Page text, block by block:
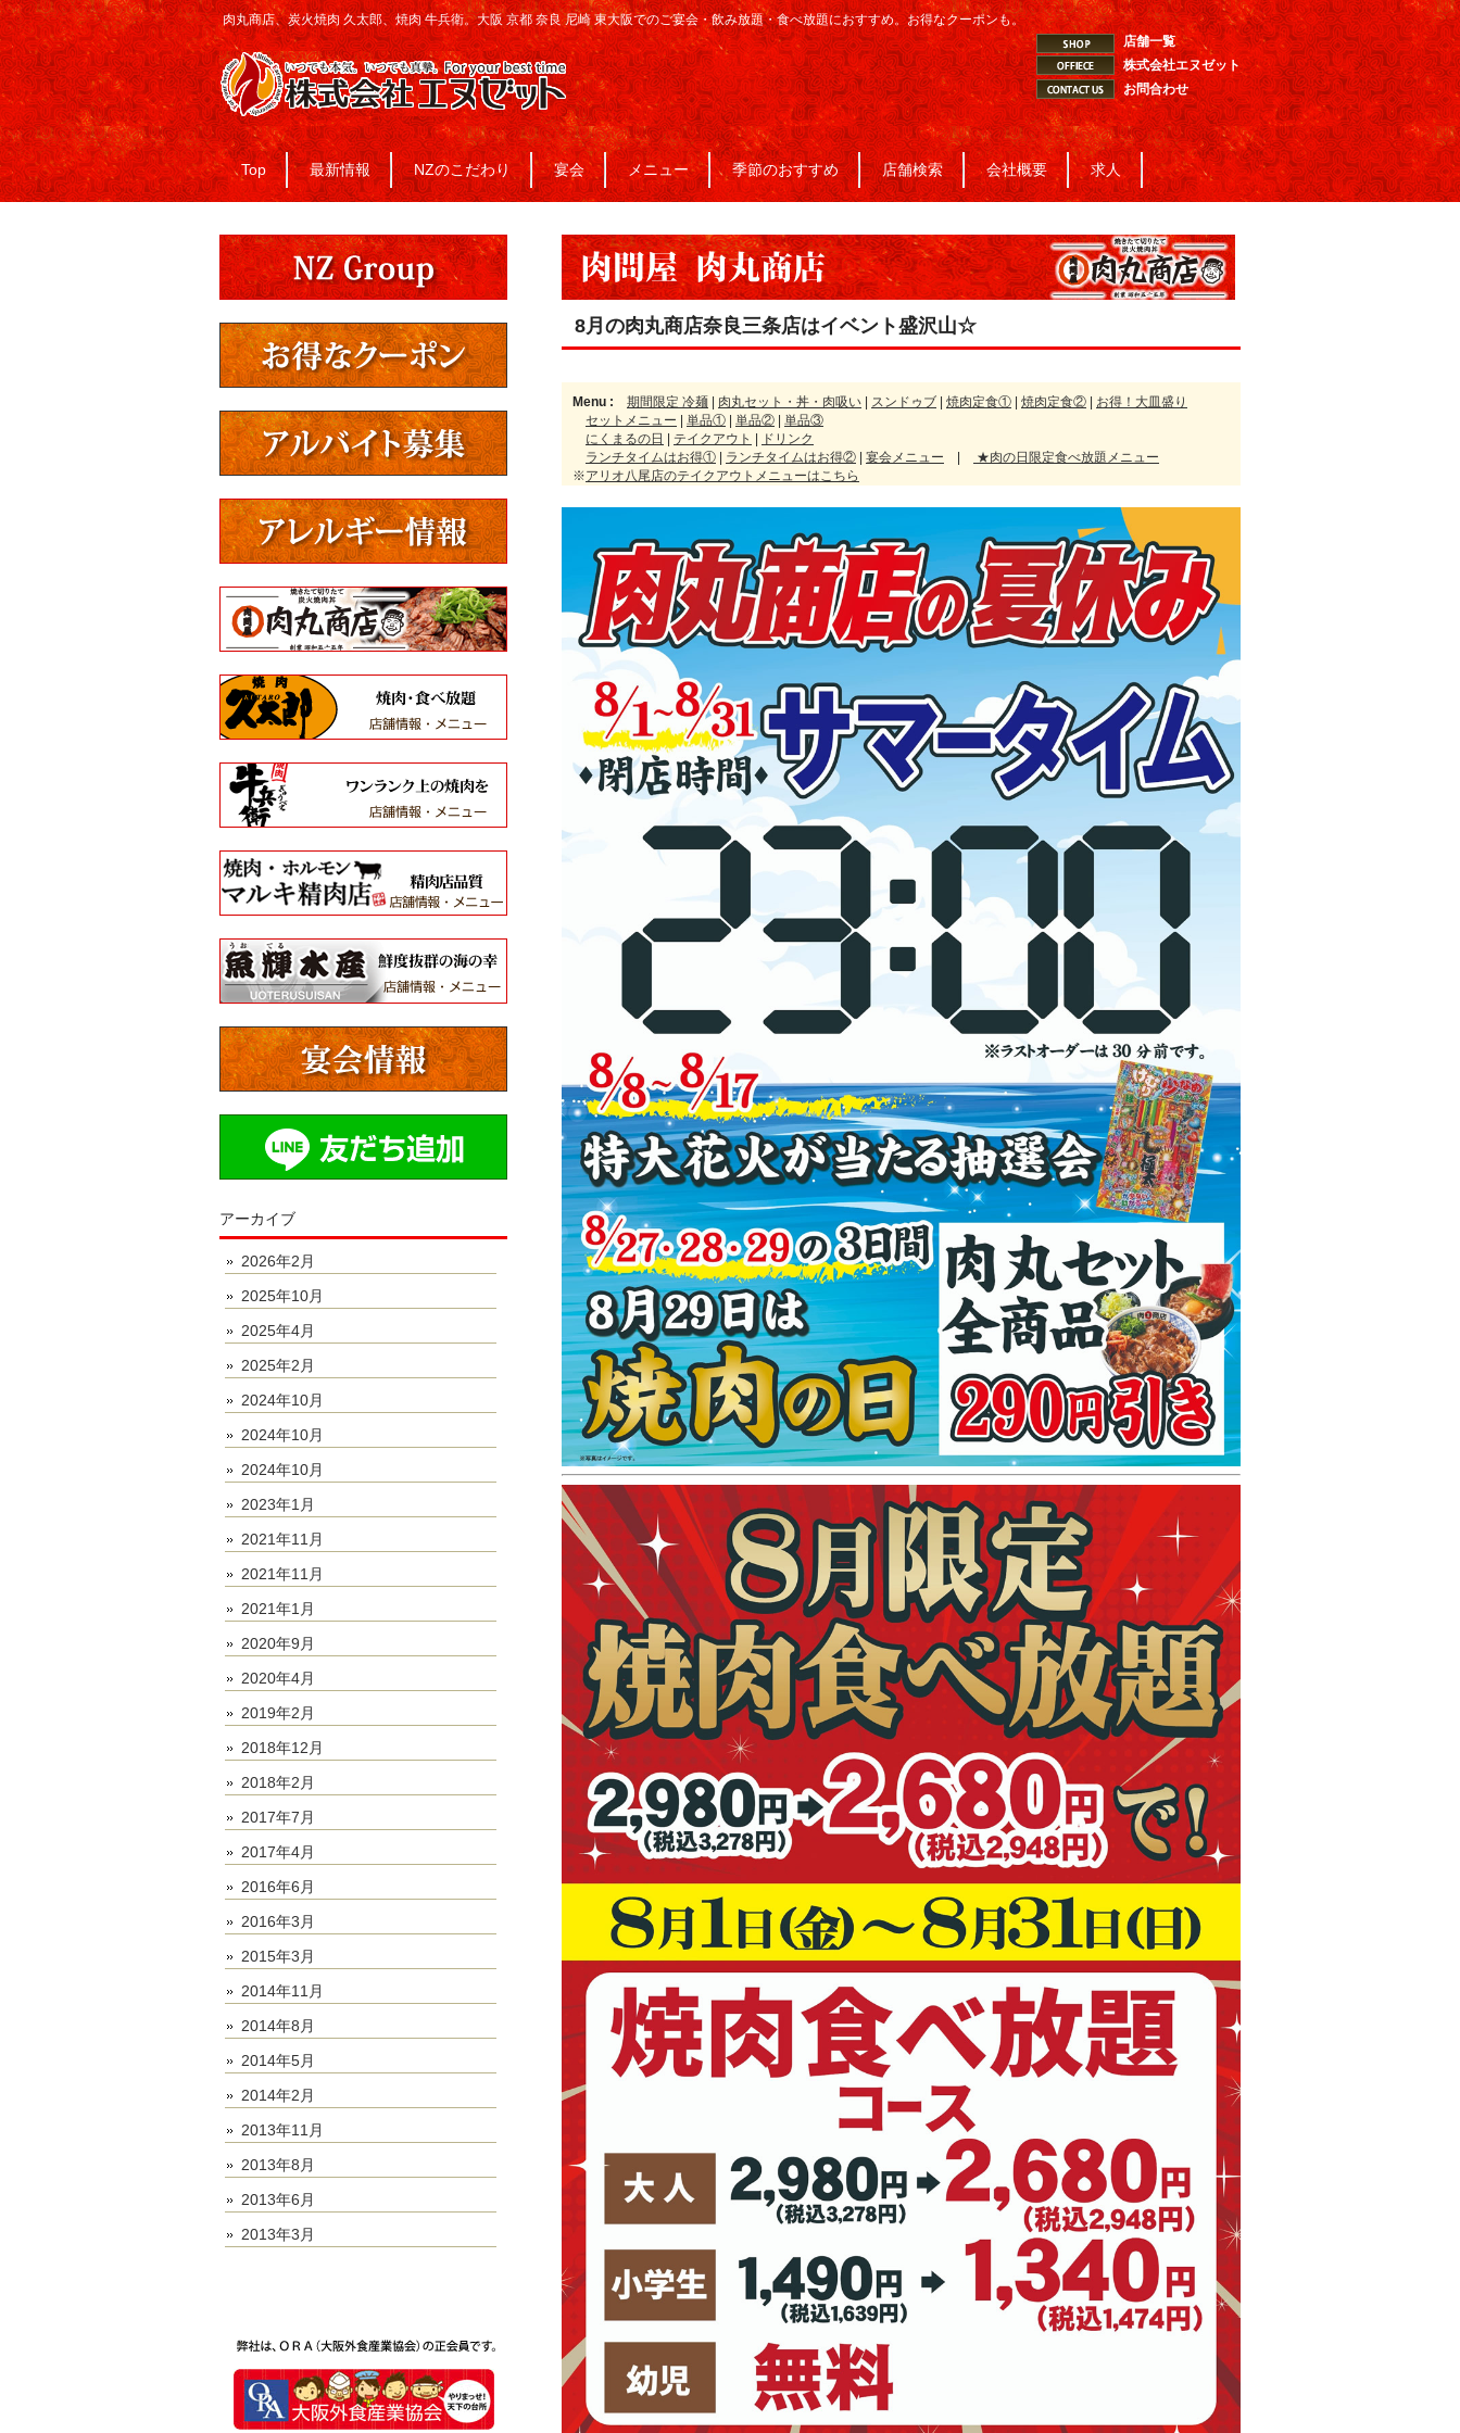
肉丸商店、炭火焼肉 久太郎、焼肉 牛兵衛。大阪 京都 奈良 尼崎 東大阪でのご宴会・飲み放題・食べ放題におすすめ。お得なクーポンも。
店舗一覧
株式会社エヌゼット
お問合わせ
Top 最新情報 NZのこだわり 宴会 メニュー 季節のおすすめ 店舗検索 会社概要 求人
8月の肉丸商店奈良三条店はイベント盛沢山☆
Menu : 期間限定 冷麺 肉丸セット・丼・肉吸い スンドゥブ 焼肉定食① 焼肉定食②
お得！大皿盛り
セットメニュー
単品① 単品②
単品③
にくまるの日
テイクアウト
ドリンク
ランチタイムはお得①
ランチタイムはお得② 宴会メニュー
★肉の日限定食べ放題メニュー
※アリオ八尾店のテイクアウトメニューはこちら
アーカイブ
2026年2月
2025年10月
2025年4月
2025年2月
2024年10月
2024年10月
2024年10月
2023年1月
2021年11月
2021年11月
2021年1月
2020年9月
2020年4月
2019年2月
2018年12月
2018年2月
2017年7月
2017年4月
2016年6月
2016年3月
2015年3月
2014年11月
2014年8月
2014年5月
2014年2月
2013年11月
2013年8月
2013年6月
2013年3月